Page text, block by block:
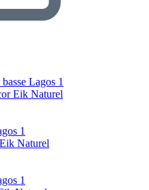
Eik Naturel
Naturel